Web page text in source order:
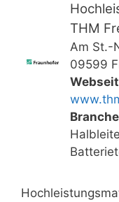
THM
Am St.-
09599